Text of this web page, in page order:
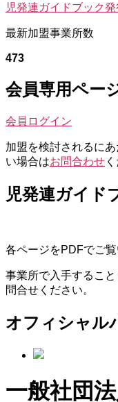
ナ
ビ
ゲ
ー
シ
ョ
ン
稿:
の
稿:
児発連ガイドブック
最新加盟事業所数
473
会員専用ペー
会員ログイン
加盟を検討されるに
い場合はお問合わせ
児発連ガイド
各ページをPDFでご覧
事業所で入手すること
問合せください。
オフィシャル
一般社団